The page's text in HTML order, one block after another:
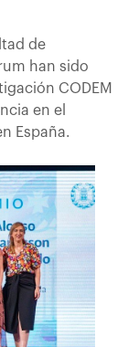
de
han sido
CODEM
en el
España.